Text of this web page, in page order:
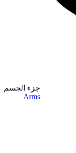
جزء الجسم
Arms